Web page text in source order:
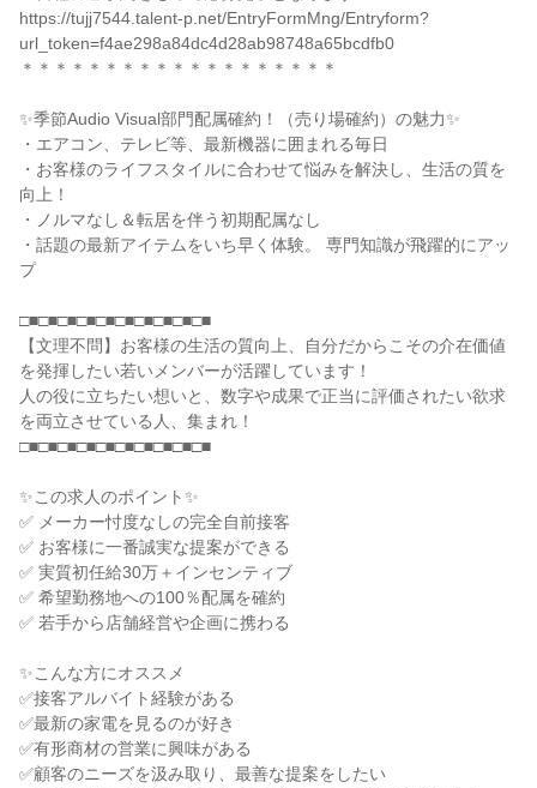
https://tujj7544.talent-p.net/EntryFormMng/Entryform?
url_token=f4ae298a84dc4d28ab98748a65bcdfb0
＊＊＊＊＊＊＊＊＊＊＊＊＊＊＊＊＊＊＊
✨季節Audio Visual部門配属確約！（売り場確約）の魅力✨
・エアコン、テレビ等、最新機器に囲まれる毎日
・お客様のライフスタイルに合わせて悩みを解決し、生活の質を
向上！
・ノルマなし＆転居を伴う初期配属なし
・話題の最新アイテムをいち早く体験。 専門知識が飛躍的にアッ
プ
□■□■□■□■□■□■□■□■□■□■
【文理不問】お客様の生活の質向上、自分だからこその介在価値
を発揮したい若いメンバーが活躍しています！
人の役に立ちたい想いと、数字や成果で正当に評価されたい欲求
を両立させている人、集まれ！
□■□■□■□■□■□■□■□■□■□■
✨この求人のポイント✨
✅ メーカー忖度なしの完全自前接客
✅ お客様に一番誠実な提案ができる
✅ 実質初任給30万＋インセンティブ
✅ 希望勤務地への100％配属を確約
✅ 若手から店舗経営や企画に携わる
✨こんな方にオススメ
✅接客アルバイト経験がある
✅最新の家電を見るのが好き
✅有形商材の営業に興味がある
✅顧客のニーズを汲み取り、最善な提案をしたい